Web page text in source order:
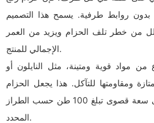
بدون روابط طرفية. يسمح هذا التصميم
من خطر تلف الحزام ويزيد من العمر
الإجمالي للمنتج.
مواد قوية ومتينة، مثل النايلون أو
ومقاومتها للتآكل. هذا يجعل الحزام
مناسبًا لرفع الأحمال الثقيلة، حتى سعة قصوى تبلغ 100 طن حسب الطراز
المحدد.